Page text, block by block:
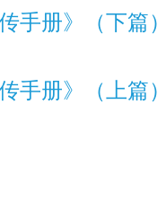
手册》（下篇）
手册》（上篇）